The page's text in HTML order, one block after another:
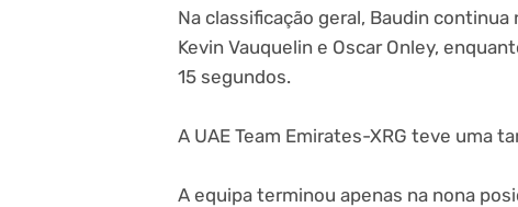
Na classificação geral, Baudin
Kevin Vauquelin e Oscar Onley,
15 segundos.
A UAE Team Emirates-XRG teve uma
A equipa terminou apenas na nona